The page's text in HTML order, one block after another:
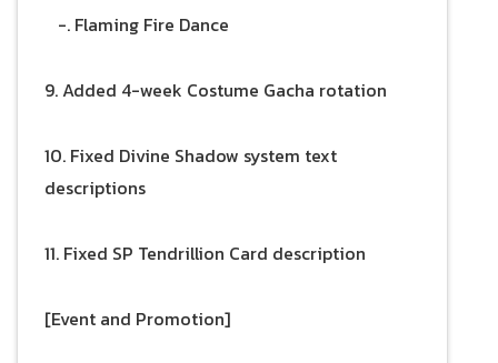
-. Flaming Fire Dance
9. Added 4-week Costume Gacha rotation
10. Fixed Divine Shadow system text
descriptions
11. Fixed SP Tendrillion Card description
[Event and Promotion]